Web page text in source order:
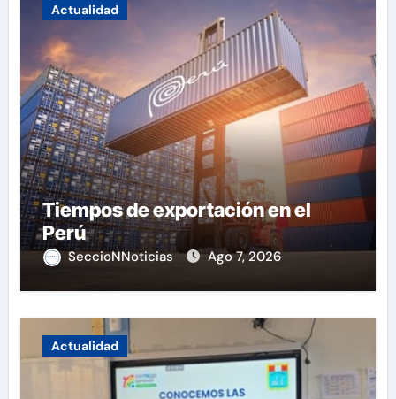
Actualidad
Tiempos de exportación en el
Perú
SeccioNNoticias Ago 7, 2026
Actualidad